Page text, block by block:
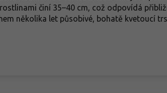
činí 35–40 cm, což odpovídá
několika let působivé, bohatě kvetoucí